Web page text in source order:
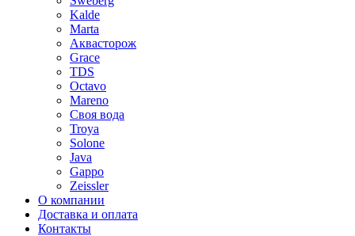
Kalde
Marta
Аквасторож
Grace
TDS
Octavo
Mareno
Своя вода
Troya
Solone
Java
Gappo
Zeissler
О компании
Доставка и оплата
Контакты